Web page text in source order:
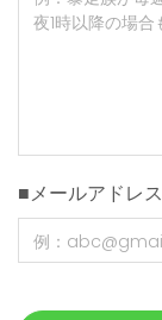
■メールアドレス